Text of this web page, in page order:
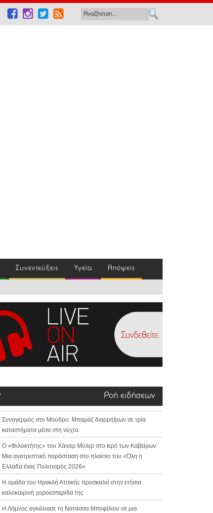
Συνεντεύξεις Υγεία Απόψεις
Ροή ειδήσεων
Συναγερμός στο Μούδρο: Μπαράζ διαρρήξεων σε τρία
καταστήματα μέσα στη νύχτα
Ο «Φιλοκτήτης» του Χάινερ Μύλερ στο Ιερό των Καβείρων:
Μια ανατρεπτική παράσταση στο πλαίσιο του «Όλη η
Ελλάδα ένας Πολιτισμός 2026»
Η ομάδα του Ηρακλή Ατσικής προσκαλεί στην ετήσια
καλοκαιρινή χοροεσπερίδα της
Η Λήμνος αγκάλιασε τη Νατάσσα Μποφίλιου σε μια